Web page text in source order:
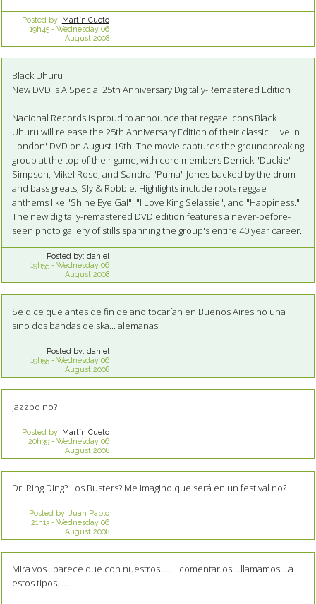
Posted by: Martín Cueto
19h45- Wednesday 06
August 2008
Black Uhuru
New DVD Is A Special 25th Anniversary Digitally-Remastered Edition
Nacional Records is proud to announce that reggae icons Black
Uhuru will release the 25th Anniversary Edition of their classic 'Live in
London' DVD on August 19th. The movie captures the groundbreaking
group at the top of their game, with core members Derrick "Duckie"
Simpson, Mikel Rose, and Sandra "Puma" Jones backed by the drum
and bass greats, Sly & Robbie. Highlights include roots reggae
anthems like "Shine Eye Gal", "I Love King Selassie", and "Happiness."
The new digitally-remastered DVD edition features a never-before-
seen photo gallery of stills spanning the group's entire 40 year career.
Posted by: daniel
19h55- Wednesday 06
August 2008
Se dice que antes de fin de año tocarían en Buenos Aires no una
sino dos bandas de ska... alemanas.
Posted by: daniel
19h55- Wednesday 06
August 2008
Jazzbo no?
Posted by: Martín Cueto
20h39- Wednesday 06
August 2008
Dr. Ring Ding? Los Busters? Me imagino que será en un festival no?
Posted by: Juan Pablo
21h13- Wednesday 06
August 2008
Mira vos...parece que con nuestros.........comentarios....llamamos....a
estos tipos..........